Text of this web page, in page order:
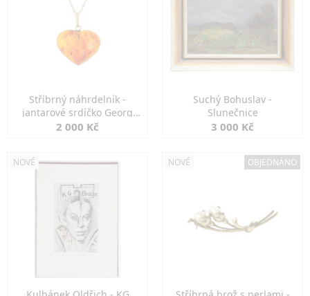
Stříbrný náhrdelník -
jantarové srdíčko Georg
Kramer
2 000 Kč
Suchý Bohuslav -
Slunečnice
3 000 Kč
NOVÉ NOVÉ OBJEDNÁNO